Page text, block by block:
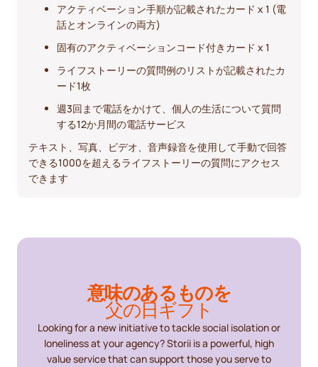
アクティベーション手順が記載されたカード x 1 (電
話とオンラインの両方)
固有のアクティベーションコード付きカード x 1
ライフストーリーの質問例のリストが記載されたカ
ード1枚
週3回まで電話をかけて、個人の生活について質問
する12か月間の電話サービス
テキスト、写真、ビデオ、音声録音を使用して手動で回答
できる1000を超えるライフストーリーの質問にアクセス
できます
意味のあるものを
父の日ギフト
Looking for a new initiative to tackle social isolation or
loneliness at your agency? Storii is a powerful, high
value service that can support those you serve to